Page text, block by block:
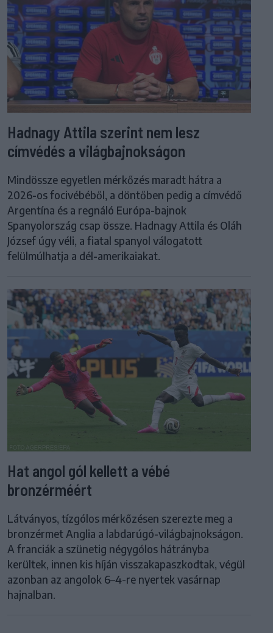
Hadnagy Attila szerint nem lesz
címvédés a világbajnokságon
Mindössze egyetlen mérkőzés maradt hátra a
2026-os focivébéből, a döntőben pedig a címvédő
Argentína és a regnáló Európa-bajnok
Spanyolország csap össze. Hadnagy Attila és Oláh
József úgy véli, a fiatal spanyol válogatott
felülmúlhatja a dél-amerikaiakat.
Hat angol gól kellett a vébé
bronzérméért
Látványos, tízgólos mérkőzésen szerezte meg a
bronzérmet Anglia a labdarúgó-világbajnokságon.
A franciák a szünetig négygólos hátrányba
kerültek, innen kis híján visszakapaszkodtak, végül
azonban az angolok 6–4-re nyertek vasárnap
hajnalban.